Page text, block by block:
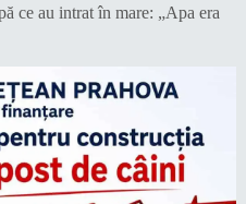
ce au intrat în mare: „Apa era